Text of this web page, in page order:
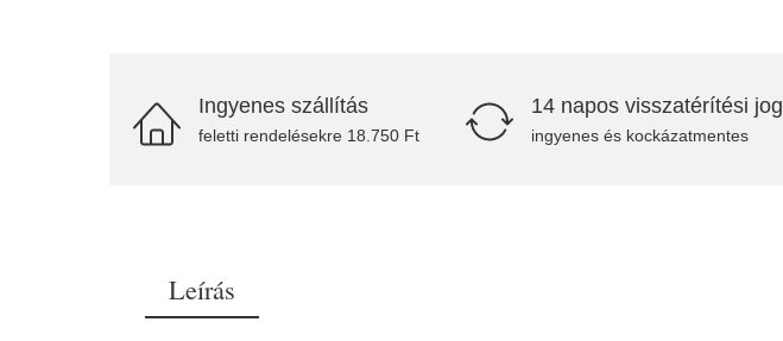
Ingyenes szállítás
feletti rendelésekre 18.750 Ft
14 napos visszatérítési jog
ingyenes és kockázatmentes
Leírás